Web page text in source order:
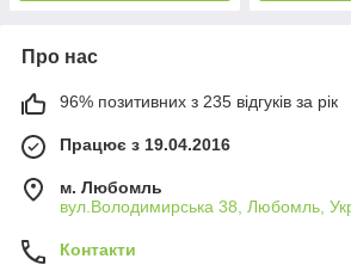
Про нас
96% позитивних з 235 відгуків за рік
Працює з 19.04.2016
м. Любомль
вул.Володимирська 38, Любомль,
Контакти